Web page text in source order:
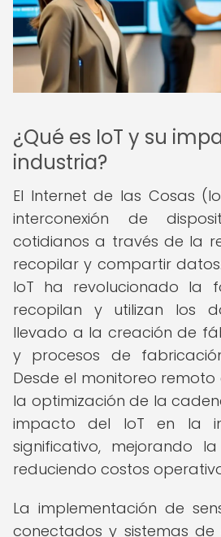
¿Qué es IoT y su
industria?
El Internet de las Cosas
interconexión de
cotidianos a través de la
recopilar y compartir
IoT ha revolucionado la
recopilan y utilizan los
llevado a la creación de
y procesos de
Desde el monitoreo
la optimización de la
impacto del IoT en la
significativo, mejorando
reduciendo costos
La implementación de
conectados y sistemas